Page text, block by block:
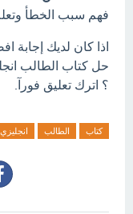
فهم سبب الخطأ
اذا كان لديك إجابة
؟ اترك تعليق فورآ.
كتاب الطالب انجليزي